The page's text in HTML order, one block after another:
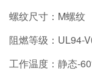
螺纹尺寸：M螺纹
阻燃等级：UL94-
工作温度：静态-